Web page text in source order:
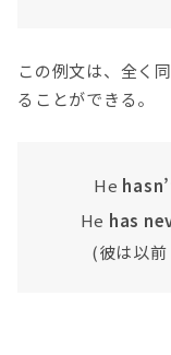
この例文は、全く
ることができる。
He
He has
(彼は以